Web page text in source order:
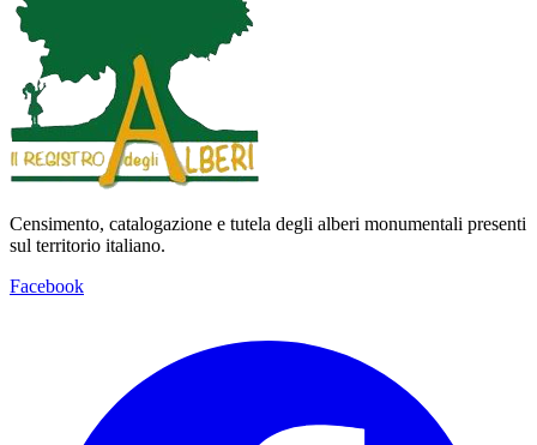
Censimento, catalogazione e tutela degli alberi monumentali presenti
sul territorio italiano.
Facebook